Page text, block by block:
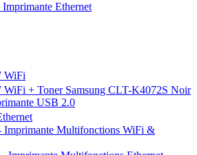
Ethernet
WiFi
+ Toner Samsung CLT-K4072S Noir
USB 2.0
Imprimante Multifonctions WiFi &